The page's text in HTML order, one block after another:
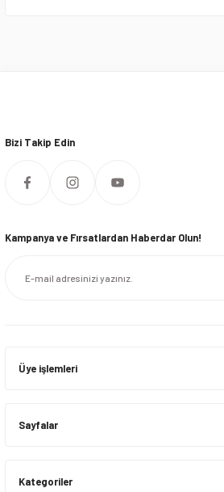
Bizi Takip Edin
Kampanya ve Fırsatlardan Haberdar Olun!
Üye işlemleri
Sayfalar
Kategoriler